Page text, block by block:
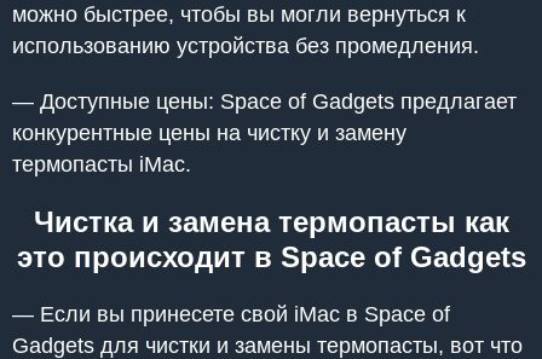
можно быстрее, чтобы вы могли вернуться к
использованию устройства без промедления.
— Доступные цены: Space of Gadgets предлагает
конкурентные цены на чистку и замену
термопасты iMac.
Чистка и замена термопасты как
это происходит в Space of Gadgets
— Если вы принесете свой iMac в Space of
Gadgets для чистки и замены термопасты, вот что